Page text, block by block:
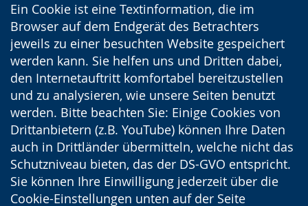
Ein Cookie ist eine Textinformation, die im
Browser auf dem Endgerät des Betrachters
jeweils zu einer besuchten Website gespeichert
werden kann. Sie helfen uns und Dritten dabei,
den Internetauftritt komfortabel bereitzustellen
und zu analysieren, wie unsere Seiten benutzt
werden. Bitte beachten Sie: Einige Cookies von
Drittanbietern (z.B. YouTube) können Ihre Daten
auch in Drittländer übermitteln, welche nicht das
Schutzniveau bieten, das der DS-GVO entspricht.
Sie können Ihre Einwilligung jederzeit über die
Cookie-Einstellungen unten auf der Seite